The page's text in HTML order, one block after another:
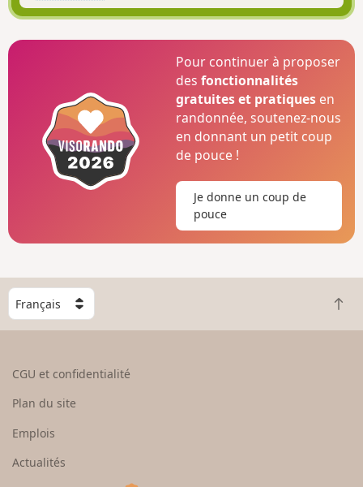
Pour continuer à proposer
desfonctionnalités
gratuites et pratiques en
randonnée, soutenez-nous
en donnant un petit coup
de pouce !
Je donne un coup de
pouce
C
h
o
e
u
R
e
CGU et confidentialité
Plan du site
Emplois
Actualités